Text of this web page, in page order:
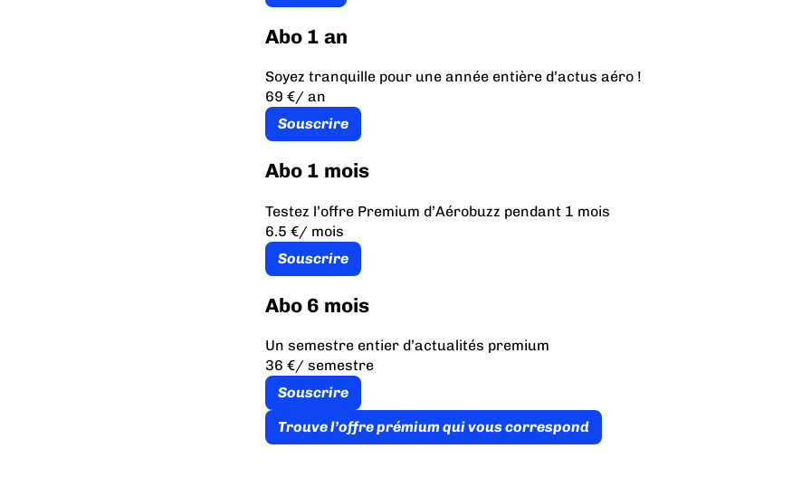
Abo 1 an
Soyez tranquille pour une année entière d’actus aéro !
69 €/ an
Souscrire
Abo 1 mois
Testez l’offre Premium d’Aérobuzz pendant 1 mois
6.5 €/ mois
Souscrire
Abo 6 mois
Un semestre entier d’actualités premium
36 €/ semestre
Souscrire
Trouve l’offre prémium qui vous correspond